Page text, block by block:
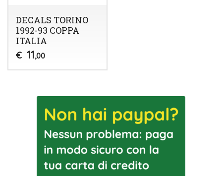
DECALS TORINO
1992-93 COPPA
ITALIA
€ 11,00